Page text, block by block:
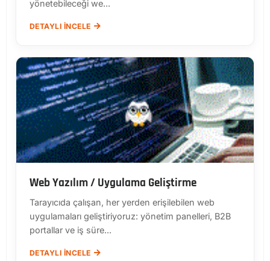
yönetebileceği we...
DETAYLI İNCELE
Web Yazılım / Uygulama Geliştirme
Tarayıcıda çalışan, her yerden erişilebilen web
uygulamaları geliştiriyoruz: yönetim panelleri, B2B
portallar ve iş süre...
DETAYLI İNCELE